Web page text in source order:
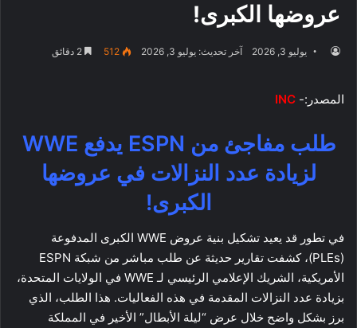
عروضها الكبرى!
يوليو 3, 2026 آخر تحديث: يوليو 3, 2026 512
المصدر:- INC
طلب مفاجئ من ESPN يدفع WWE
لزيادة عدد النزالات في عروضها
الكبرى!
في تطور قد يعيد تشكيل بنية عروض WWE الكبرى المدفوعة
(PLEs)، كشفت تقارير حديثة عن طلب مباشر من شبكة ESPN
الأمريكية، الشريك الإعلامي الرئيسي لـ WWE في الولايات المتحدة،
بزيادة عدد النزالات المقدمة في هذه الفعاليات. هذا الطلب، الذي
برز بشكل واضح خلال عرض “ليلة الأبطال” الأخير في المملكة